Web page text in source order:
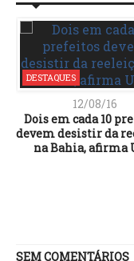
DESTAQUES
12/08/16
Dois em cada 10
devem desistir da
na Bahia, afirma
SEM COMENTÁRIOS